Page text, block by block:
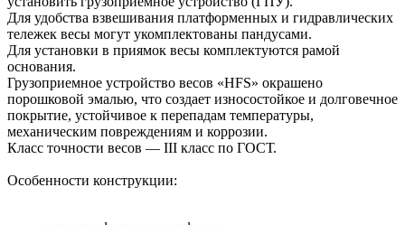
Для удобства взвешивания платформенных и гидравлических
тележек весы могут укомплектованы пандусами.
Для установки в приямок весы комплектуются рамой
основания.
Грузоприемное устройство весов «HFS» окрашено
порошковой эмалью, что создает износостойкое и долговечное
покрытие, устойчивое к перепадам температуры,
механическим повреждениям и коррозии.
Класс точности весов — III класс по ГОСТ.
Особенности конструкции: